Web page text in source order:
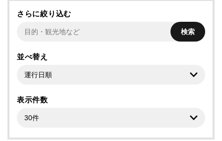
さらに絞り込む
検索
並べ替え
表示件数